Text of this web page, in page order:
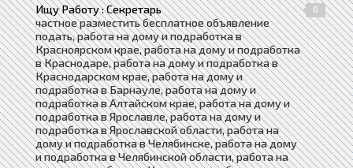
Ищу Работу : Секретарь
0
частное разместить бесплатное объявление
подать, работа на дому и подработка в
Красноярском крае, работа на дому и подработка
в Краснодаре, работа на дому и подработка в
Краснодарском крае, работа на дому и
подработка в Барнауле, работа на дому и
подработка в Алтайском крае, работа на дому и
подработка в Ярославле, работа на дому и
подработка в Ярославской области, работа на
дому и подработка в Челябинске, работа на дому
и подработка в Челябинской области, работа на